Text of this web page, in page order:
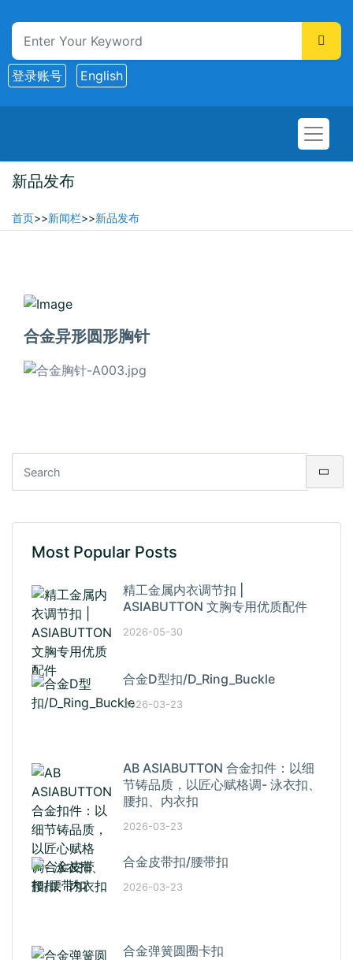
登录账号 English
新品发布
首页>>新闻栏>>新品发布
2026-02-10
合金异形圆形胸针
Most Popular Posts
精工金属内衣调节扣 |
ASIABUTTON 文胸专用优质配件
2026-05-30
合金D型扣/D_Ring_Buckle
2026-03-23
AB ASIABUTTON 合金扣件：以细
节铸品质，以匠心赋格调- 泳衣扣、
腰扣、内衣扣
2026-03-23
合金皮带扣/腰带扣
2026-03-23
合金弹簧圆圈卡扣